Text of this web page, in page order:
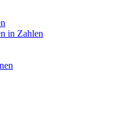
in Zahlen